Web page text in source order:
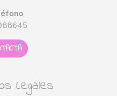
Legales